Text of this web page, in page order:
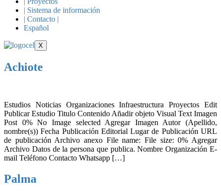
| Sistema de información
| Contacto |
Español
X
Achiote
Estudios Noticias Organizaciones Infraestructura Proyectos Edit
Publicar Estudio Titulo Contenido Añadir objeto Visual Text Imagen
Post 0% No Image selected Agregar Imagen Autor (Apellido,
nombre(s)) Fecha Publicación Editorial Lugar de Publicación URL
de publicación Archivo anexo File name: File size: 0% Agregar
Archivo Datos de la persona que publica. Nombre Organización E-
mail Teléfono Contacto Whatsapp […]
Palma